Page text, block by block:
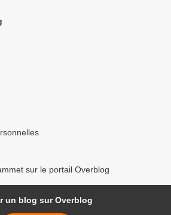
sur le portail Overblog
un blog sur Overblog